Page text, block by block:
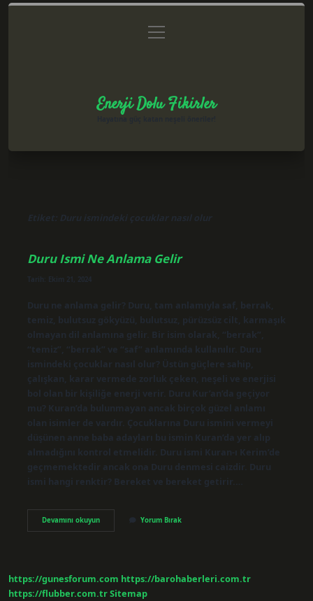
Gizlilik Politikası
menüyü
aç
Enerji Dolu Fikirler
Etiket: Duru ismindeki çocuklar nasıl olur
Duru Ismi Ne Anlama Gelir
Tarih: Ekim 21, 2024
Duru ne anlama gelir? Duru, tam anlamıyla saf, berrak,
temiz, bulutsuz gökyüzü, bulutsuz, pürüzsüz cilt, karmaşık
olmayan dil anlamına gelir. Bir isim olarak, “berrak”,
“temiz”, “berrak” ve “saf” anlamında kullanılır. Duru
ismindeki çocuklar nasıl olur? Üstün güçlere sahip,
çalışkan, karar vermede zorluk çeken, neşeli ve enerjisi
bol olan bir kişiliğe enerji verir. Duru Kur’an’da geçiyor
mu? Kuran’da bulunmayan ancak birçok güzel anlamı
olan isimler de vardır. Çocuklarına Duru ismini vermeyi
düşünen anne baba adayları bu ismin Kuran’da yer alıp
almadığını kontrol etmelidir. Duru ismi Kuran-ı Kerim’de
geçmemektedir ancak ona Duru denmesi caizdir. Duru
ismi hangi renktir? Bereket ve bereket getirir.…
Devamını okuyunDuru
Ismi
Yorum Bırak
https://gunesforum.com https://barohaberleri.com.tr
https://flubber.com.trSitemap